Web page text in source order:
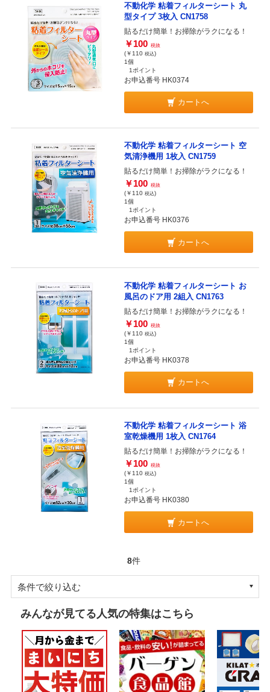
不動化学 粘着フィルターシート 丸
型タイプ 3枚入 CN1758
貼るだけ簡単！お掃除がラクになる！
￥100 税抜
(￥110 税込)
1個
1ポイント
お申込番号 HK0374
カートへ
不動化学 粘着フィルターシート 空
気清浄機用 1枚入 CN1759
貼るだけ簡単！お掃除がラクになる！
￥100 税抜
(￥110 税込)
1個
1ポイント
お申込番号 HK0376
カートへ
不動化学 粘着フィルターシート お
風呂のドア用 2組入 CN1763
貼るだけ簡単！お掃除がラクになる！
￥100 税抜
(￥110 税込)
1個
1ポイント
お申込番号 HK0378
カートへ
不動化学 粘着フィルターシート 浴
室乾燥機用 1枚入 CN1764
貼るだけ簡単！お掃除がラクになる！
￥100 税抜
(￥110 税込)
1個
1ポイント
お申込番号 HK0380
カートへ
8件
条件で絞り込む
みんなが見てる人気の特集はこちら